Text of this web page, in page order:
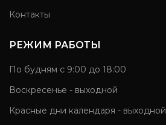
Контакты
РЕЖИМ РАБОТЫ
По будням с 9:00 до 18:00
Воскресенье - выходной
Красные дни календаря - выходной